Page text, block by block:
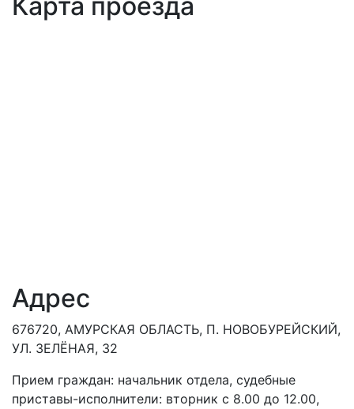
Адрес
676720, АМУРСКАЯ ОБЛАСТЬ, П. НОВОБУРЕЙСКИЙ,
УЛ. ЗЕЛЁНАЯ, 32
Прием граждан: начальник отдела, судебные
приставы-исполнители: вторник с 8.00 до 12.00,